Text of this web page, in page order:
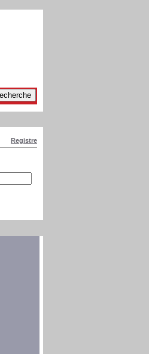
Registre